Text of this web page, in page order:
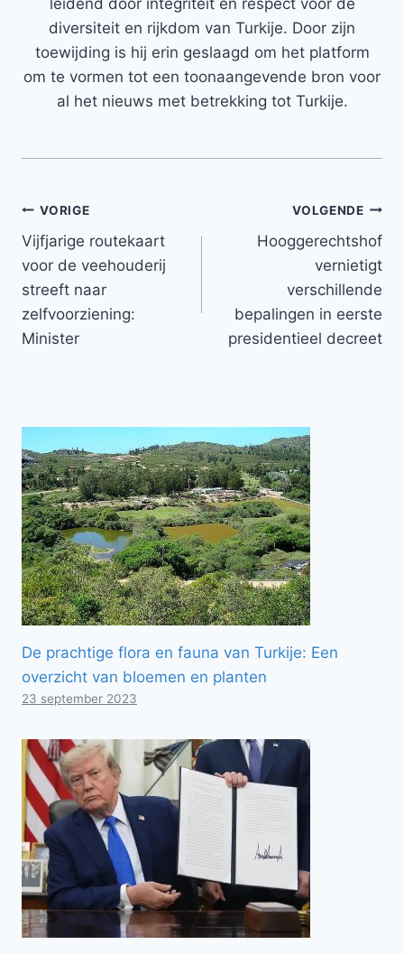
leidend door integriteit en respect voor de
diversiteit en rijkdom van Turkije. Door zijn
toewijding is hij erin geslaagd om het platform
om te vormen tot een toonaangevende bron voor
al het nieuws met betrekking tot Turkije.
Bericht
navigatie
VORIGE
Vijfjarige routekaart
voor de veehouderij
streeft naar
zelfvoorziening:
Minister
VOLGENDE
Hooggerechtshof
vernietigt
verschillende
bepalingen in eerste
presidentieel decreet
De prachtige flora en fauna van Turkije: Een
overzicht van bloemen en planten
23 september 2023